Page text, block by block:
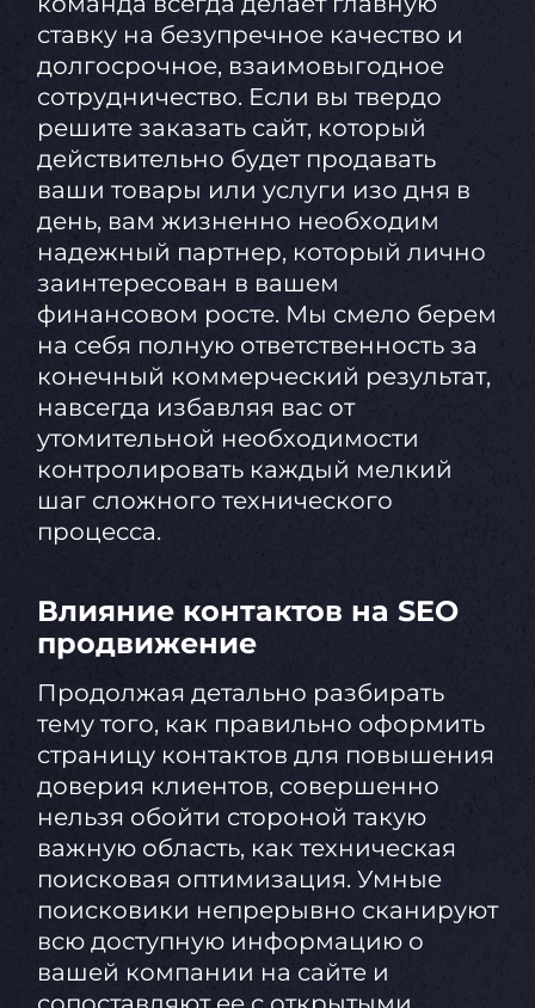
ставку на безупречное качество и
долгосрочное, взаимовыгодное
сотрудничество. Если вы твердо
решите заказать сайт, который
действительно будет продавать
ваши товары или услуги изо дня в
день, вам жизненно необходим
надежный партнер, который лично
заинтересован в вашем
финансовом росте. Мы смело берем
на себя полную ответственность за
конечный коммерческий результат,
навсегда избавляя вас от
утомительной необходимости
контролировать каждый мелкий
шаг сложного технического
процесса.
Влияние контактов на SEO
продвижение
Продолжая детально разбирать
тему того, как правильно оформить
страницу контактов для повышения
доверия клиентов, совершенно
нельзя обойти стороной такую
важную область, как техническая
поисковая оптимизация. Умные
поисковики непрерывно сканируют
всю доступную информацию о
вашей компании на сайте и